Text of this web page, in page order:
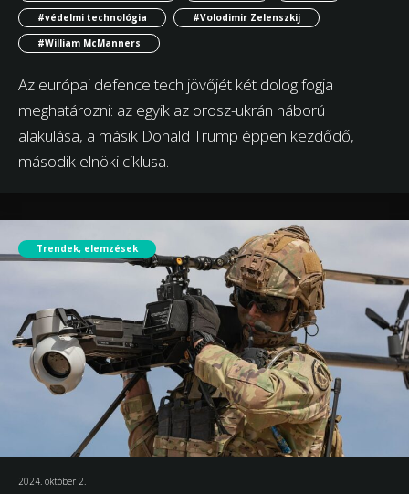
#védelmi technológia
#Volodimir Zelenszkij
#William McManners
Az európai defence tech jövőjét két dolog fogja
meghatározni: az egyik az orosz-ukrán háború
alakulása, a másik Donald Trump éppen kezdődő,
második elnöki ciklusa.
Trendek, elemzések
2024. október 2.